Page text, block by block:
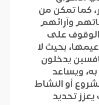
كما تمكن من
وآرائهم
على
بحيث لا
يدخلون
ويساعد
أو النشاط
تحديد